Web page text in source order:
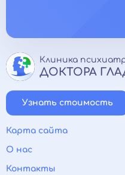
Клиника
ДОКТОРА
Узнать стоимость
Карта сайта
О нас
Контакты